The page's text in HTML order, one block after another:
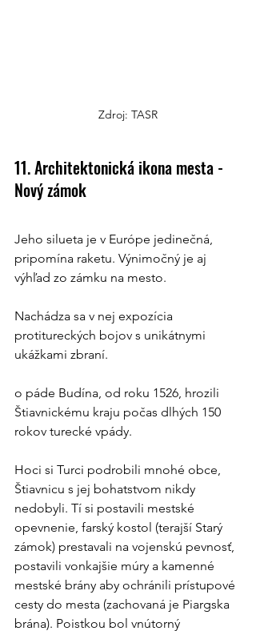
Zdroj: TASR
11. Architektonická ikona mesta -
Nový zámok
Jeho silueta je v Európe jedinečná,
pripomína raketu. Výnimočný je aj
výhľad zo zámku na mesto.
Nachádza sa v nej expozícia
protitureckých bojov s unikátnymi
ukážkami zbraní.
o páde Budína, od roku 1526, hrozili
Štiavnickému kraju počas dlhých 150
rokov turecké vpády.
Hoci si Turci podrobili mnohé obce,
Štiavnicu s jej bohatstvom nikdy
nedobyli. Tí si postavili mestské
opevnenie, farský kostol (terajší Starý
zámok) prestavali na vojenskú pevnosť,
postavili vonkajšie múry a kamenné
mestské brány aby ochránili prístupové
cesty do mesta (zachovaná je Piargska
brána). Poistkou bol vnútorný